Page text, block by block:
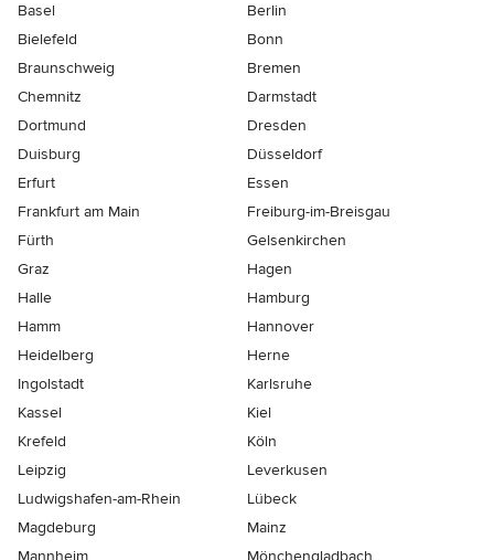
Basel
Berlin
Bielefeld
Bonn
Braunschweig
Bremen
Chemnitz
Darmstadt
Dortmund
Dresden
Duisburg
Düsseldorf
Erfurt
Essen
Frankfurt am Main
Freiburg-im-Breisgau
Fürth
Gelsenkirchen
Graz
Hagen
Halle
Hamburg
Hamm
Hannover
Heidelberg
Herne
Ingolstadt
Karlsruhe
Kassel
Kiel
Krefeld
Köln
Leipzig
Leverkusen
Ludwigshafen-am-Rhein
Lübeck
Magdeburg
Mainz